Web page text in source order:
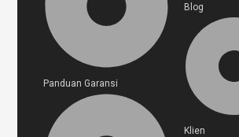
Panduan Garansi
Blog
Klien